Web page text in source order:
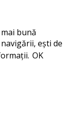
bună
ești de
OK